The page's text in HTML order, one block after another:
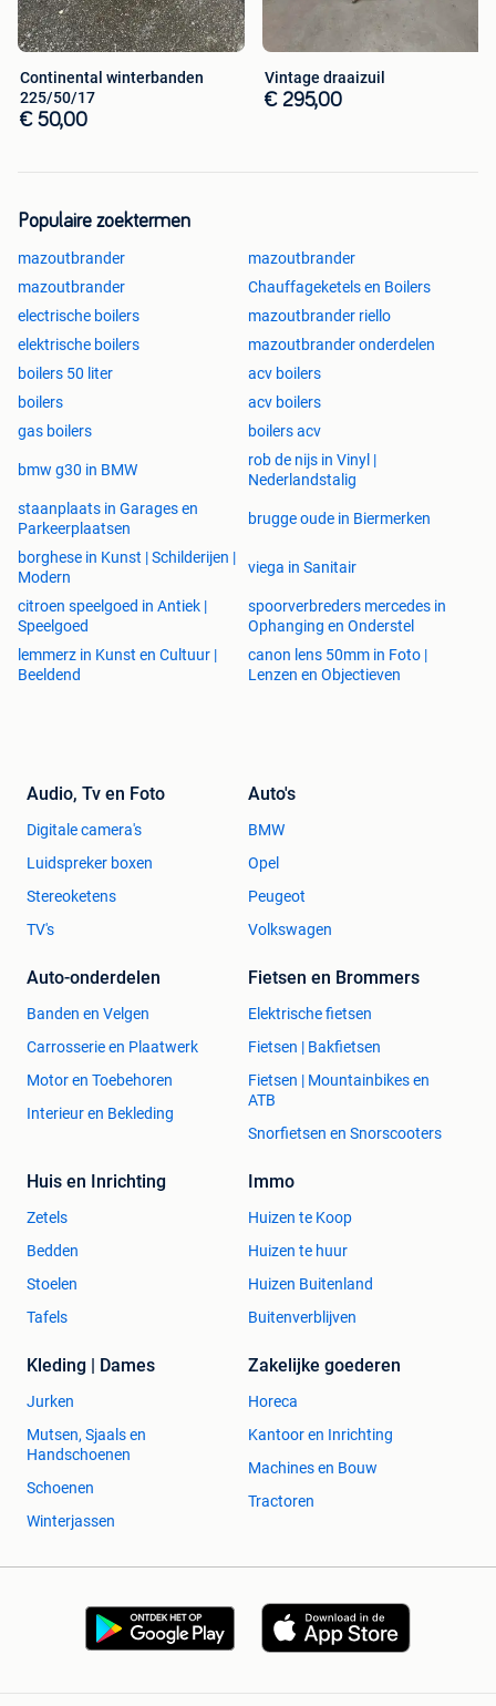
Continental winterbanden
225/50/17
€ 50,00
Vintage draaizuil
€ 295,00
Populaire zoektermen
mazoutbrander
mazoutbrander
mazoutbrander
Chauffageketels en Boilers
electrische boilers
mazoutbrander riello
elektrische boilers
mazoutbrander onderdelen
boilers 50 liter
acv boilers
boilers
acv boilers
gas boilers
boilers acv
bmw g30 in BMW
rob de nijs in Vinyl |
Nederlandstalig
staanplaats in Garages en
Parkeerplaatsen
brugge oude in Biermerken
borghese in Kunst | Schilderijen |
Modern
viega in Sanitair
citroen speelgoed in Antiek |
Speelgoed
spoorverbreders mercedes in
Ophanging en Onderstel
lemmerz in Kunst en Cultuur |
Beeldend
canon lens 50mm in Foto |
Lenzen en Objectieven
Audio, Tv en Foto
Digitale camera's
Luidspreker boxen
Stereoketens
TV's
Auto's
BMW
Opel
Peugeot
Volkswagen
Auto-onderdelen
Banden en Velgen
Carrosserie en Plaatwerk
Motor en Toebehoren
Interieur en Bekleding
Fietsen en Brommers
Elektrische fietsen
Fietsen | Bakfietsen
Fietsen | Mountainbikes en
ATB
Snorfietsen en Snorscooters
Huis en Inrichting
Zetels
Bedden
Stoelen
Tafels
Immo
Huizen te Koop
Huizen te huur
Huizen Buitenland
Buitenverblijven
Kleding | Dames
Jurken
Mutsen, Sjaals en
Handschoenen
Schoenen
Winterjassen
Zakelijke goederen
Horeca
Kantoor en Inrichting
Machines en Bouw
Tractoren